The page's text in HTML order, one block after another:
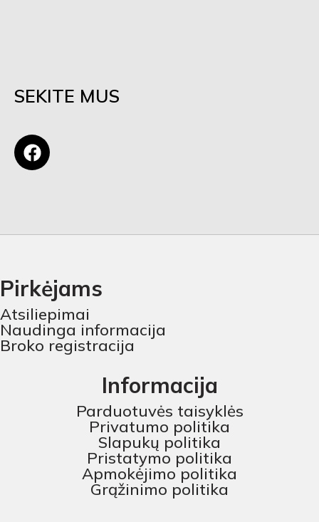
SEKITE MUS
Pirkėjams
Atsiliepimai
Naudinga informacija
Broko registracija
Informacija
Parduotuvės taisyklės
Privatumo politika
Slapukų politika
Pristatymo politika
Apmokėjimo politika
Grąžinimo politika